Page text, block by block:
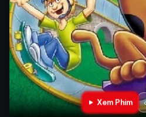
Xem Phim